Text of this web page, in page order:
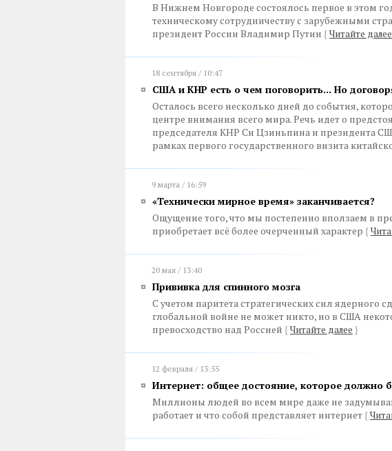
В Нижнем Новгороде состоялось первое в этом
техническому сотрудничеству с зарубежными
президент России Владимир Путин { Читайте далее
18 сентября / 10:47
США и КНР есть о чем поговорить... Но
Осталось всего несколько дней до события,
центре внимания всего мира. Речь идет о
председателя КНР Си Цзиньпина и президента
рамках первого государственного визита
9 марта / 16:59
«Технически мирное время» заканчивается?
Ощущение того, что мы постепенно вползаем в
приобретает всё более очерченный характер {
20 мая / 13:40
Прививка для спинного мозга
С учетом паритета стратегических сил ядерного
глобальной войне не может никто, но в США
превосходство над Россией { Читайте далее }
12 февраля / 13:55
Интернет: общее достояние, которое должно
Миллионы людей во всем мире даже не
работает и что собой представляет интернет {